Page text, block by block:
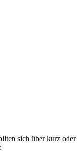
sich über kurz oder